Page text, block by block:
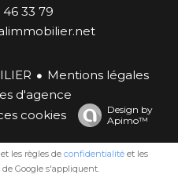
46 33 79
Mentions légales
d'agence
cookies
Design by
Apimo™
les règles de confidentialité et les
de Google s'appliquent.